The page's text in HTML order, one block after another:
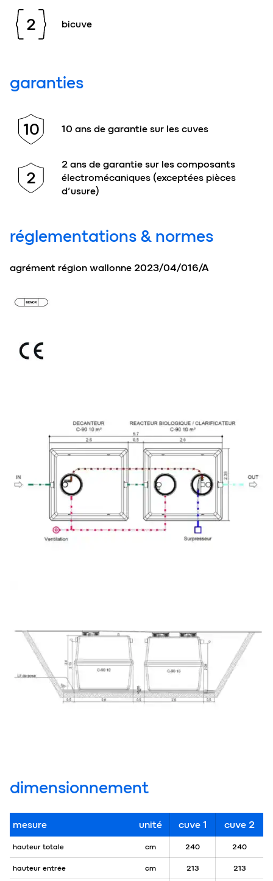
2 bicuve
garanties
10 10 ans de garantie sur les cuves
2
2 ans de garantie sur les composants
électromécaniques (exceptées pièces
d’usure)
réglementations & normes
agrément région wallonne 2023/04/016/A
dimensionnement
mesure unité cuve 1 cuve 2
hauteur totale cm 240 240
hauteur entrée cm 213 213